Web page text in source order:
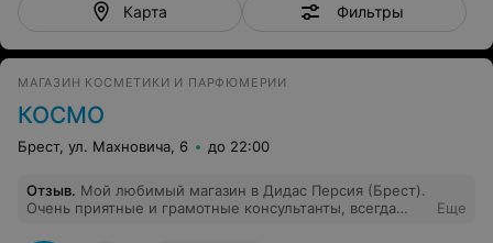
Карта Фильтры
МАГАЗИН КОСМЕТИКИ И ПАРФЮМЕРИИ
КОСМО
Брест, ул. Махновича, 6 до 22:00
Отзыв. Мой любимый магазин в Дидас Персия (Брест).
Очень приятные и грамотные консультанты, всегда
Еще